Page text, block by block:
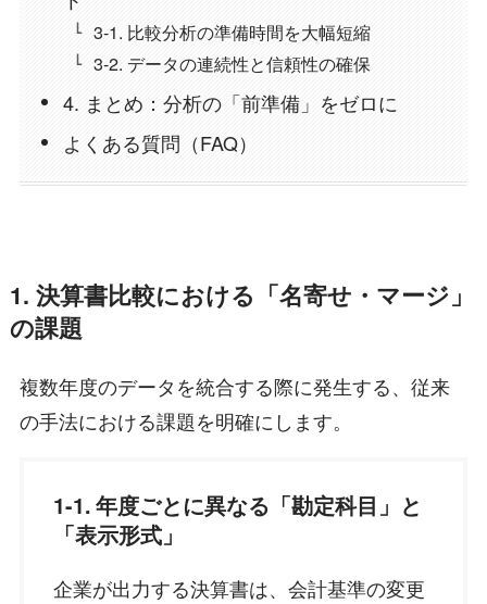
3-1. 比較分析の準備時間を大幅短縮
3-2. データの連続性と信頼性の確保
4. まとめ：分析の「前準備」をゼロに
よくある質問（FAQ）
1. 決算書比較における「名寄せ・マージ」
の課題
複数年度のデータを統合する際に発生する、従来
の手法における課題を明確にします。
1-1. 年度ごとに異なる「勘定科目」と
「表示形式」
企業が出力する決算書は、会計基準の変更